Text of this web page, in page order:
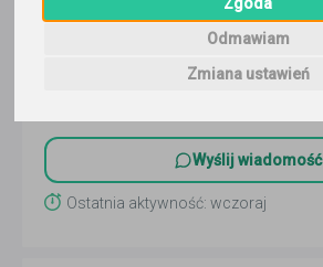
Odmawiam
Zmiana ustawień
Online, Dąbrowa Górnicza i 7 innych
Wyślij wiadomość
Ostatnia aktywność: wczoraj